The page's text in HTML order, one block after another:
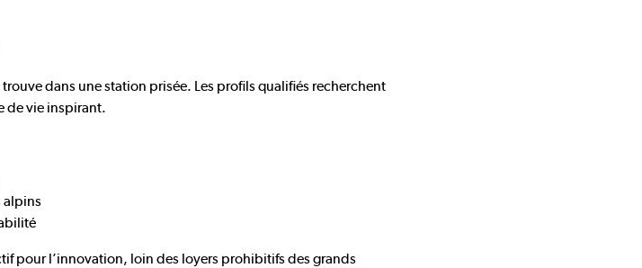
dans une station prisée. Les profils qualifiés recherchent
de vie inspirant.
alpins
pour l’innovation, loin des loyers prohibitifs des grands